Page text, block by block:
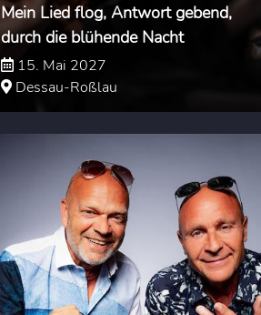
Mein Lied flog, Antwort gebend,
durch die blühende Nacht
15. Mai 2027
Dessau-Roßlau